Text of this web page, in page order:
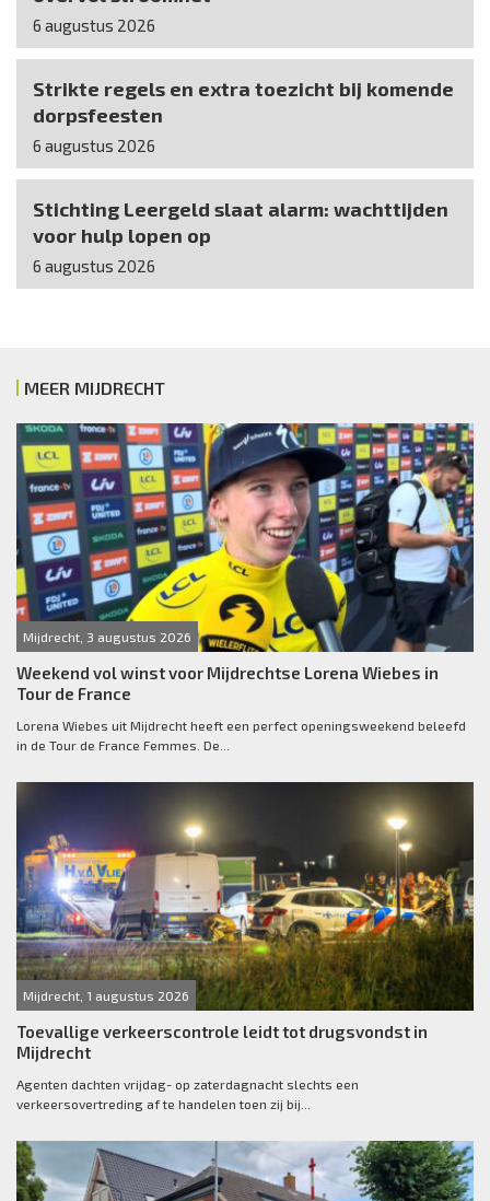
6 augustus 2026
Strikte regels en extra toezicht bij komende
dorpsfeesten
6 augustus 2026
Stichting Leergeld slaat alarm: wachttijden
voor hulp lopen op
6 augustus 2026
MEER MIJDRECHT
Mijdrecht, 3 augustus 2026
Weekend vol winst voor Mijdrechtse Lorena Wiebes in
Tour de France
Lorena Wiebes uit Mijdrecht heeft een perfect openingsweekend beleefd
in de Tour de France Femmes. De...
Mijdrecht, 1 augustus 2026
Toevallige verkeerscontrole leidt tot drugsvondst in
Mijdrecht
Agenten dachten vrijdag- op zaterdagnacht slechts een
verkeersovertreding af te handelen toen zij bij...